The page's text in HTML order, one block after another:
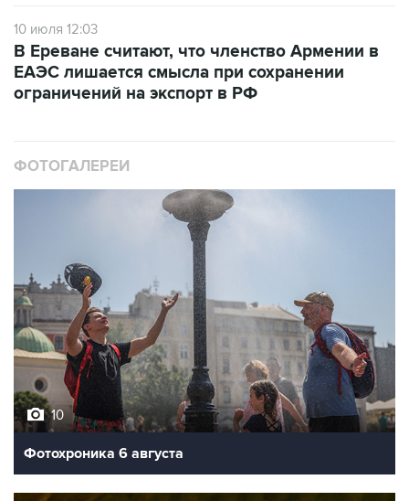
10 июля 12:03
В Ереване считают, что членство Армении в
ЕАЭС лишается смысла при сохранении
ограничений на экспорт в РФ
ФОТОГАЛЕРЕИ
10
Фотохроника 6 августа